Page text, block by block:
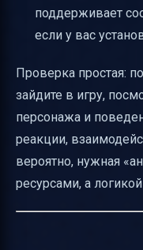
поддерживает
если у вас
Проверка простая:
зайдите в игру,
персонажа и
реакции,
вероятно, нужная
ресурсами, а